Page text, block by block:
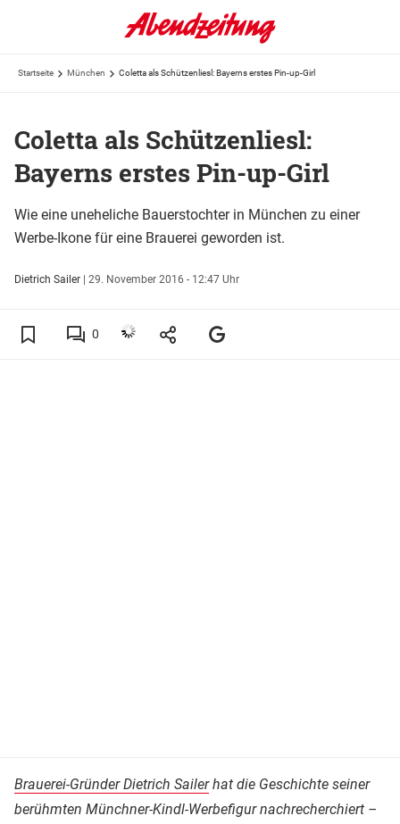
Startseite München Coletta als Schützenliesl: Bayerns erstes Pin-up-Girl
Coletta als Schützenliesl:
Bayerns erstes Pin-up-Girl
Wie eine uneheliche Bauerstochter in München zu einer
Werbe-Ikone für eine Brauerei geworden ist.
Dietrich Sailer | 29. November 2016 - 12:47 Uhr
0
Brauerei-Gründer Dietrich Sailerhat die Geschichte seiner
berühmten Münchner-Kindl-Werbefigur nachrecherchiert –